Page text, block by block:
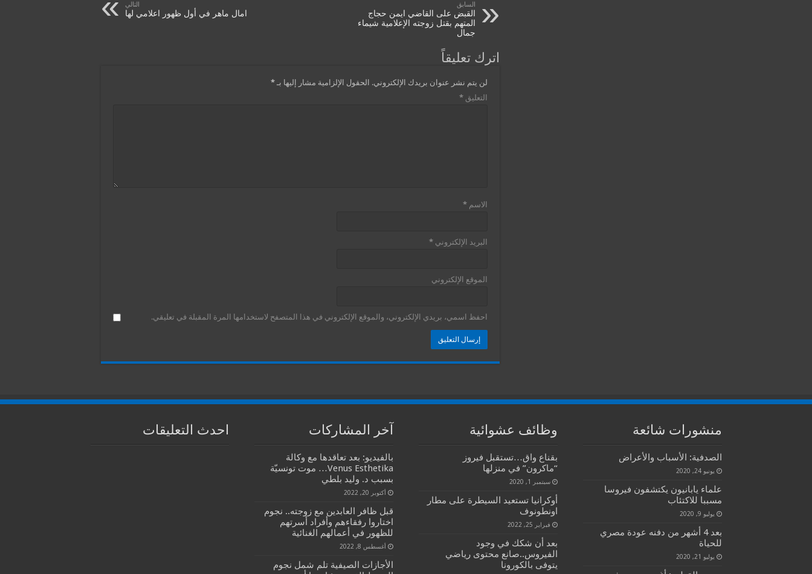
السابق
القبض على القاضي ايمن حجاج
المتهم بقتل زوجته الإعلامية شيماء
جمال
التالي
امال ماهر في أول ظهور اعلامي لها
اترك تعليقاً
لن يتم نشر عنوان بريدك الإلكتروني. الحقول الإلزامية مشار إليها بـ *
التعليق *
الاسم *
البريد الإلكتروني *
الموقع الإلكتروني
احفظ اسمي، بريدي الإلكتروني، والموقع الإلكتروني في هذا المتصفح لاستخدامها المرة المقبلة في تعليقي.
منشورات شائعة
الصدفية: الأسباب والأعراض
يونيو 24, 2020
علماء يابانيون يكتشفون فيروسا
مسببا للاكتئاب
يوليو 9, 2020
بعد 4 أشهر من دفنه عودة مصري
للحياة
يوليو 21, 2020
وظائف عشوائية
بقناع واق…تستقبل فيروز
“ماكرون” في منزلها
سبتمبر 1, 2020
أوكرانيا تستعيد السيطرة على مطار
اونطونوف
فبراير 25, 2022
بعد أن شكك في وجود
الفيروس..صانع محتوى رياضي
يتوفى بالكورونا
آخر المشاركات
بالفيديو: بعد تعاقدها مع وكالة
Venus Esthetika… موت تونسيّة
بسبب د. وليد بلطي
أكتوبر 20, 2022
قبل ظافر العابدين مع زوجته.. نجوم
اختاروا رفقاءهم وأفراد أسرتهم
للظهور في أعمالهم الغنائية
أغسطس 8, 2022
الأجازات الصيفية تلم شمل نجوم
احدث التعليقات